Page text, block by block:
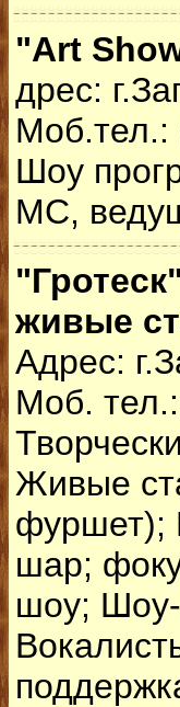
"Art
дрес:
Моб.тел.:
Шоу
MC,
живые
Адрес:
Моб.
Живые
фуршет);
шар;
шоу;